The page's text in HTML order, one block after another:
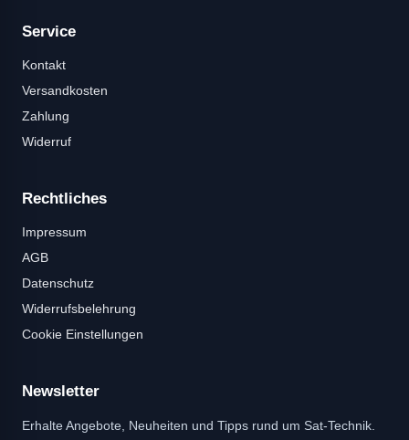
Service
Kontakt
Versandkosten
Zahlung
Widerruf
Rechtliches
Impressum
AGB
Datenschutz
Widerrufsbelehrung
Cookie Einstellungen
Newsletter
Erhalte Angebote, Neuheiten und Tipps rund um Sat-Technik.